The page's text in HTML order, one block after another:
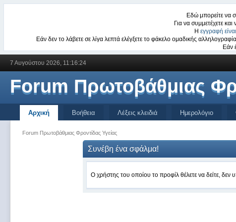
Εδώ μπορείτε να
Για να συμμετέχετε
Η εγγραφή
Εάν δεν το λάβετε σε λίγα λεπτά ελέγξετε το φάκελο ομαδικής
Εάν
7 Αυγούστου 2026, 11:16:24
Forum Πρωτοβάθμιας
Αρχική Βοήθεια Λέξεις κλειδιά Ημερολόγιο
Forum Πρωτοβάθμιας Φροντίδας Υγείας
Συνέβη ένα σφάλμα!
Ο χρήστης του οποίου το προφίλ θέλετε να δείτε, δεν